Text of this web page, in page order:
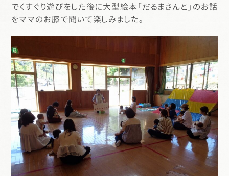
でくすぐり遊びをした後に大型絵本「だるまさんと」のお話
をママのお膝で聞いて楽しみました。